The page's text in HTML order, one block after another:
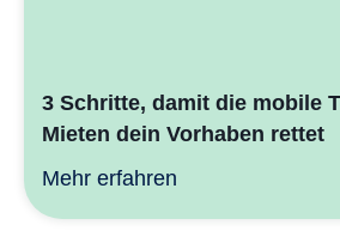
3 Schritte, damit die mobile
Mieten dein Vorhaben rettet
Mehr erfahren